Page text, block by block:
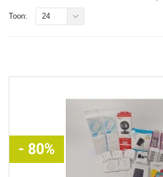
Toon: 24
- 80%